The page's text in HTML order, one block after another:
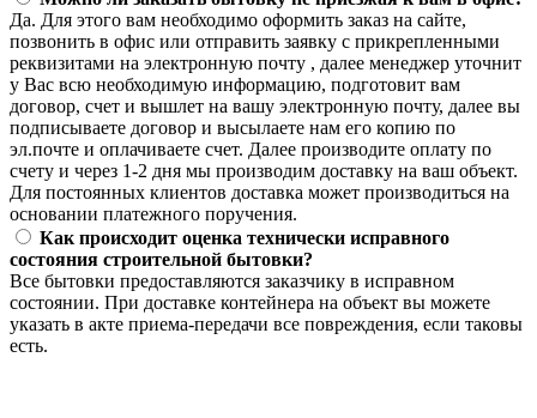
Да. Для этого вам необходимо оформить заказ на сайте,
позвонить в офис или отправить заявку с прикрепленными
реквизитами на электронную почту , далее менеджер уточнит
у Вас всю необходимую информацию, подготовит вам
договор, счет и вышлет на вашу электронную почту, далее вы
подписываете договор и высылаете нам его копию по
эл.почте и оплачиваете счет. Далее производите оплату по
счету и через 1-2 дня мы производим доставку на ваш объект.
Для постоянных клиентов доставка может производиться на
основании платежного поручения.
Как происходит оценка технически исправного
состояния строительной бытовки?
Все бытовки предоставляются заказчику в исправном
состоянии. При доставке контейнера на объект вы можете
указать в акте приема-передачи все повреждения, если таковы
есть.